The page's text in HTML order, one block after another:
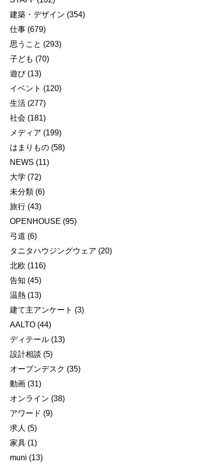
建築・デザイン (354)
仕事 (679)
思うこと (293)
子ども (70)
遊び(13)
イベント (120)
生活 (277)
社会 (181)
メディア (199)
はまりもの (58)
NEWS (11)
大学 (72)
未分類 (6)
旅行 (43)
OPENHOUSE (95)
弓道 (6)
タニタハウジングウェア (20)
北欧 (116)
告知 (45)
温熱 (13)
建て主アンケート (3)
AALTO (44)
ディテール (13)
設計相談 (5)
オープンデスク (35)
動画 (31)
オンライン (38)
アワード (9)
求人 (5)
家具 (1)
muni (13)